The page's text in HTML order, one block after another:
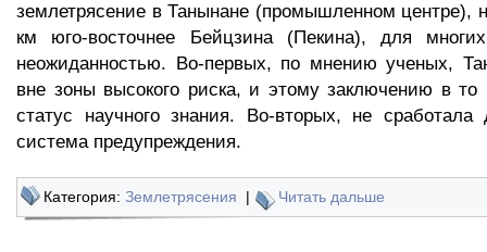
землетрясение в Танынане (промышленном центре),
км юго-восточнее Бейцзина (Пекина), для
неожиданностью. Во-первых, по мнению ученых,
вне зоны высокого риска, и этому заключению в то
статус научного знания. Во-вторых, не
система предупреждения.
Категория: Землетрясения | Читать дальше